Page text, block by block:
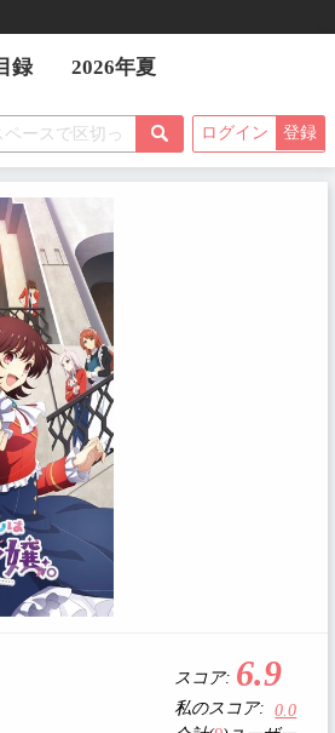
録 2026年夏
ログイン 登録
スコア: 6.9
私のスコア:
0.0